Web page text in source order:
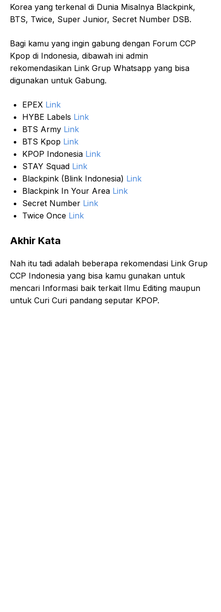
Korea yang terkenal di Dunia Misalnya Blackpink,
BTS, Twice, Super Junior, Secret Number DSB.
Bagi kamu yang ingin gabung dengan Forum CCP
Kpop di Indonesia, dibawah ini admin
rekomendasikan Link Grup Whatsapp yang bisa
digunakan untuk Gabung.
EPEX Link
HYBE Labels Link
BTS Army Link
BTS Kpop Link
KPOP Indonesia Link
STAY Squad Link
Blackpink (Blink Indonesia) Link
Blackpink In Your Area Link
Secret Number Link
Twice Once Link
Akhir Kata
Nah itu tadi adalah beberapa rekomendasi Link Grup
CCP Indonesia yang bisa kamu gunakan untuk
mencari Informasi baik terkait Ilmu Editing maupun
untuk Curi Curi pandang seputar KPOP.